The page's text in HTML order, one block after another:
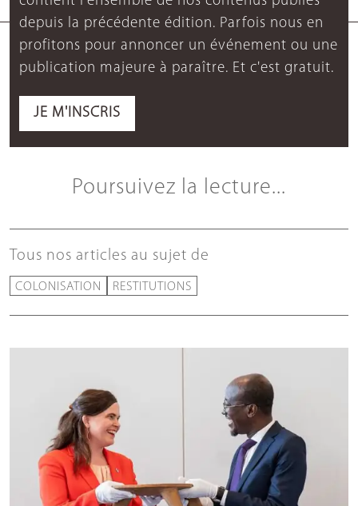
depuis la précédente édition. Parfois nous en
profitons pour annoncer un événement ou une
publication majeure à paraître. Et c'est gratuit.
JE M'INSCRIS
Poursuivez la lecture...
Tous nos articles au sujet de
COLONISATION RESTITUTIONS